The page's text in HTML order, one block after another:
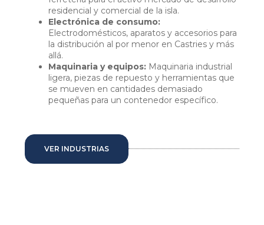
residencial y comercial de la isla.
Electrónica de consumo:
Electrodomésticos, aparatos y accesorios para
la distribución al por menor en Castries y más
allá.
Maquinaria y equipos: Maquinaria industrial
ligera, piezas de repuesto y herramientas que
se mueven en cantidades demasiado
pequeñas para un contenedor específico.
VER INDUSTRIAS